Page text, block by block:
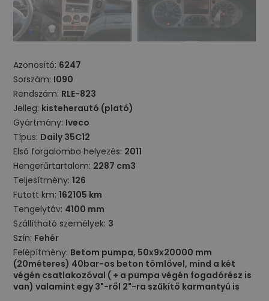
Azonosító: 6247
Sorszám: I090
Rendszám: RLE-823
Jelleg: kisteherautó (plató)
Gyártmány: Iveco
Típus: Daily 35C12
Első forgalomba helyezés: 2011
Hengerűrtartalom: 2287 cm3
Teljesítmény:126
Futott km:162105 km
Tengelytáv: 4100 mm
Szállítható személyek: 3
Szín: Fehér
Felépítmény: Betom pumpa, 50x9x20000 mm
(20méteres) 40bar-os beton tömlővel, mind a két
végén csatlakozóval ( + a pumpa végén fogadórész is
van) valamint egy 3"-ről 2"-ra szűkítő karmantyú is